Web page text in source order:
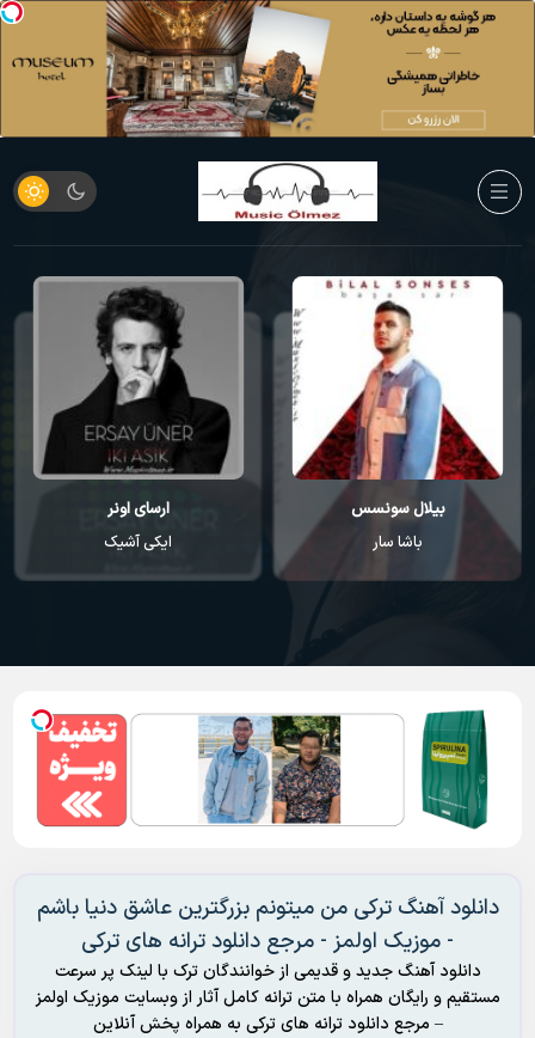
ارسای اونر
ایکی آشیک
کورای آوجی
سودا
دانلود آهنگ ترکی من میتونم بزرگترین عاشق دنیا باشم
- موزیک اولمز - مرجع دانلود ترانه های ترکی
دانلود آهنگ جدید و قدیمی از خوانندگان ترک با لینک پر سرعت
مستقیم و رایگان همراه با متن ترانه کامل آثار از وبسایت موزیک اولمز
– مرجع دانلود ترانه های ترکی به همراه پخش آنلاین